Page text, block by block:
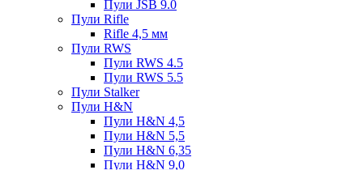
Пули JSB 9.0
Пули Rifle
Rifle 4,5 мм
Пули RWS
Пули RWS 4.5
Пули RWS 5.5
Пули Stalker
Пули H&N
Пули H&N 4,5
Пули H&N 5,5
Пули H&N 6,35
Пули H&N 9,0